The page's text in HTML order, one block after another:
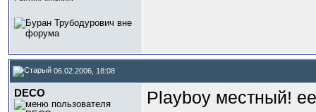
06.02.2006, 18:08
DECO
Playboy местный!